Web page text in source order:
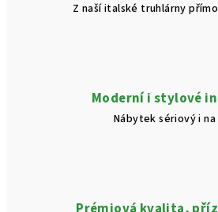
Z naší italské truhlárny
Moderní i stylové
Nábytek sériový i